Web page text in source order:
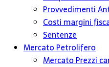
Provvedimenti
Costi margini
Sentenze
Mercato Petrolifero
Mercato Prezzi